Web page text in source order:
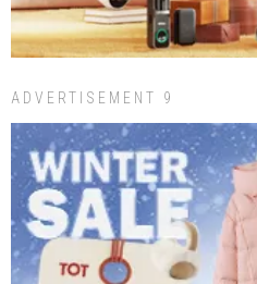
ADVERTISEMENT 9